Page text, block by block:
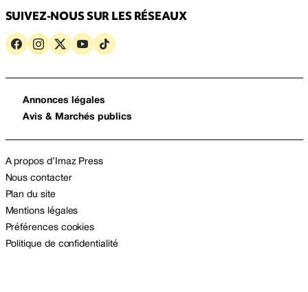
SUIVEZ-NOUS SUR LES RÉSEAUX
Annonces légales
Avis & Marchés publics
A propos d’Imaz Press
Nous contacter
Plan du site
Mentions légales
Préférences cookies
Politique de confidentialité